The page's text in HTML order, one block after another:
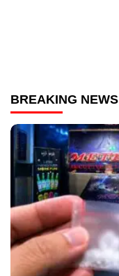
BREAKING NEWS